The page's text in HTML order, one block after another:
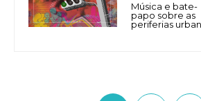
Música e bate-
papo sobre as
periferias